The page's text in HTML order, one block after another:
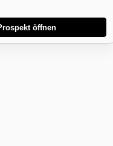
öffnen